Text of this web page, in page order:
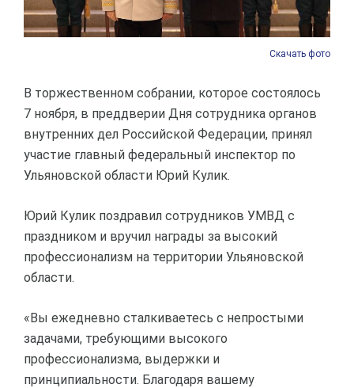
Скачать фото
В торжественном собрании, которое состоялось
7 ноября, в преддверии Дня сотрудника органов
внутренних дел Российской Федерации, принял
участие главный федеральный инспектор по
Ульяновской области Юрий Кулик.
Юрий Кулик поздравил сотрудников УМВД с
праздником и вручил награды за высокий
профессионализм на территории Ульяновской
области.
«Вы ежедневно сталкиваетесь с непростыми
задачами, требующими высокого
профессионализма, выдержки и
принципиальности. Благодаря вашему